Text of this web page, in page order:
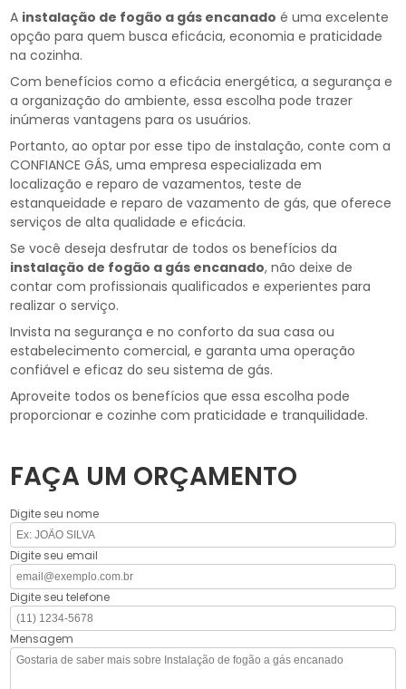
A instalação de fogão a gás encanado é uma excelente
opção para quem busca eficácia, economia e praticidade
na cozinha.
Com benefícios como a eficácia energética, a segurança e
a organização do ambiente, essa escolha pode trazer
inúmeras vantagens para os usuários.
Portanto, ao optar por esse tipo de instalação, conte com a
CONFIANCE GÁS, uma empresa especializada em
localização e reparo de vazamentos, teste de
estanqueidade e reparo de vazamento de gás, que oferece
serviços de alta qualidade e eficácia.
Se você deseja desfrutar de todos os benefícios da
instalação de fogão a gás encanado, não deixe de
contar com profissionais qualificados e experientes para
realizar o serviço.
Invista na segurança e no conforto da sua casa ou
estabelecimento comercial, e garanta uma operação
confiável e eficaz do seu sistema de gás.
Aproveite todos os benefícios que essa escolha pode
proporcionar e cozinhe com praticidade e tranquilidade.
FAÇA UM ORÇAMENTO
Digite seu nome
Digite seu email
Digite seu telefone
Mensagem